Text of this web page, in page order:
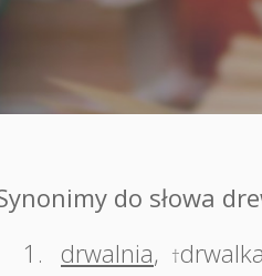
do słowa
1.
drwalnia, †drwalka